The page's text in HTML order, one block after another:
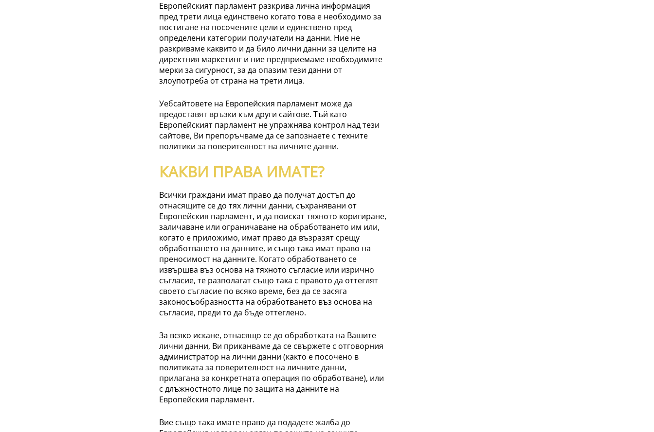
Европейският парламент разкрива лична информация
пред трети лица единствено когато това е необходимо за
постигане на посочените цели и единствено пред
определени категории получатели на данни. Ние не
разкриваме каквито и да било лични данни за целите на
директния маркетинг и ние предприемаме необходимите
мерки за сигурност, за да опазим тези данни от
злоупотреба от страна на трети лица.
Уебсайтовете на Европейския парламент може да
предоставят връзки към други сайтове. Тъй като
Европейският парламент не упражнява контрол над тези
сайтове, Ви препоръчваме да се запознаете с техните
политики за поверителност на личните данни.
КАКВИ ПРАВА ИМАТЕ?
Всички граждани имат право да получат достъп до
отнасящите се до тях лични данни, съхранявани от
Европейския парламент, и да поискат тяхното коригиране,
заличаване или ограничаване на обработването им или,
когато е приложимо, имат право да възразят срещу
обработването на данните, и също така имат право на
преносимост на данните. Когато обработването се
извършва въз основа на тяхното съгласие или изрично
съгласие, те разполагат също така с правото да оттеглят
своето съгласие по всяко време, без да се засяга
законосъобразността на обработването въз основа на
съгласие, преди то да бъде оттеглено.
За всяко искане, отнасящо се до обработката на Вашите
лични данни, Ви приканваме да се свържете с отговорния
администратор на лични данни (както е посочено в
политиката за поверителност на личните данни,
прилагана за конкретната операция по обработване), или
с длъжностното лице по защита на данните на
Европейския парламент.
Вие също така имате право да подадете жалба до